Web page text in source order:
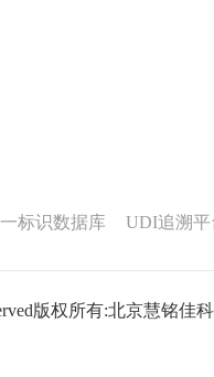
标识数据库 UDI追溯平
版权所有:北京慧铭佳